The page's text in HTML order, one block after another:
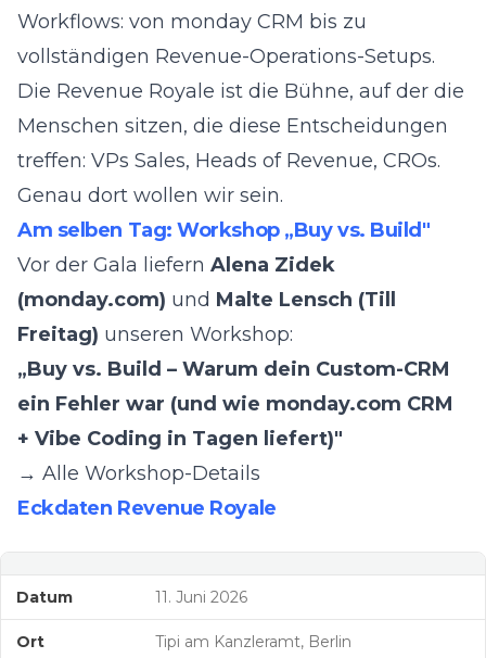
Workflows: von monday CRM bis zu
vollständigen Revenue-Operations-Setups.
Die Revenue Royale ist die Bühne, auf der die
Menschen sitzen, die diese Entscheidungen
treffen: VPs Sales, Heads of Revenue, CROs.
Genau dort wollen wir sein.
Am selben Tag: Workshop „Buy vs. Build"
Vor der Gala liefern Alena Zidek
(monday.com) und Malte Lensch (Till
Freitag) unseren Workshop:
„Buy vs. Build – Warum dein Custom-CRM
ein Fehler war (und wie monday.com CRM
+ Vibe Coding in Tagen liefert)"
→ Alle Workshop-Details
Eckdaten Revenue Royale
Datum 11. Juni 2026
Ort Tipi am Kanzleramt, Berlin